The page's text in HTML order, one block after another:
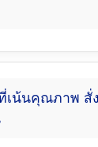
เน้นคุณภาพ สั่